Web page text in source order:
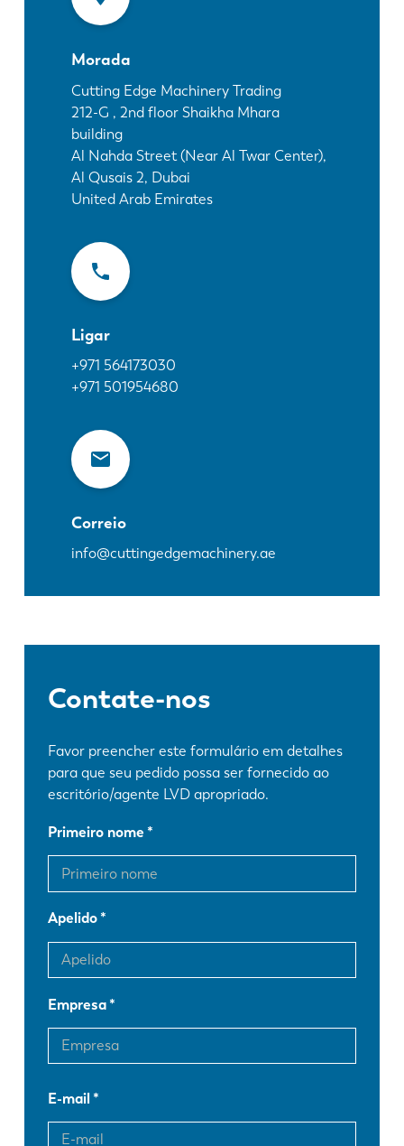
Morada
Cutting Edge Machinery Trading
212-G , 2nd floor Shaikha Mhara
building
Al Nahda Street (Near Al Twar Center),
Al Qusais 2, Dubai
United Arab Emirates
Ligar
+971 564173030
+971 501954680
Correio
info@cuttingedgemachinery.ae
Contate-nos
Favor preencher este formulário em detalhes
para que seu pedido possa ser fornecido ao
escritório/agente LVD apropriado.
Primeiro nome
Apelido
Empresa
E-mail
Descubra a LVD
Experiências dos clientes
Eventos
Centro de Recursos
Indústrias & soluções
Carreiras